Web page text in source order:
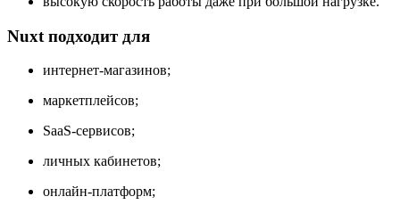
Nuxt подходит для
интернет-магазинов;
маркетплейсов;
SaaS-сервисов;
личных кабинетов;
онлайн-платформ;